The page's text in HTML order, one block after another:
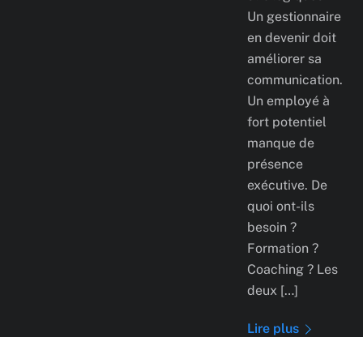
Un gestionnaire
en devenir doit
améliorer sa
communication.
Un employé à
fort potentiel
manque de
présence
exécutive. De
quoi ont-ils
besoin ?
Formation ?
Coaching ? Les
deux […]
Lire plus